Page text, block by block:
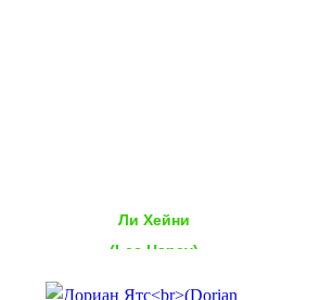
Ли Хейни
(Lee Haney)